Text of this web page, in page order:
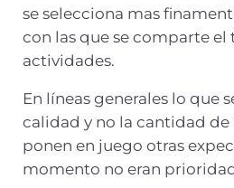
se selecciona mas
con las que se comparte
actividades.
En líneas generales lo que
calidad y no la cantidad de
ponen en juego otras
momento no eran